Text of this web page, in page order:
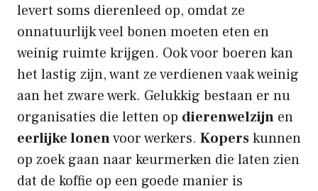
levert soms dierenleed op, omdat ze
onnatuurlijk veel bonen moeten eten en
weinig ruimte krijgen. Ook voor boeren kan
het lastig zijn, want ze verdienen vaak weinig
aan het zware werk. Gelukkig bestaan er nu
organisaties die letten op dierenwelzijn en
eerlijke lonenvoor werkers. Koperskunnen
op zoek gaan naar keurmerken die laten zien
dat de koffie op een goede manier is